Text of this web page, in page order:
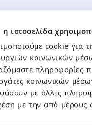
ιστοσελίδα
cookie για
κοινωνικών
πληροφορίες
κοινωνικών
με άλλες
με την από μέρους
Οικονομικά
Οικονομικά
Δελτία Τύπου